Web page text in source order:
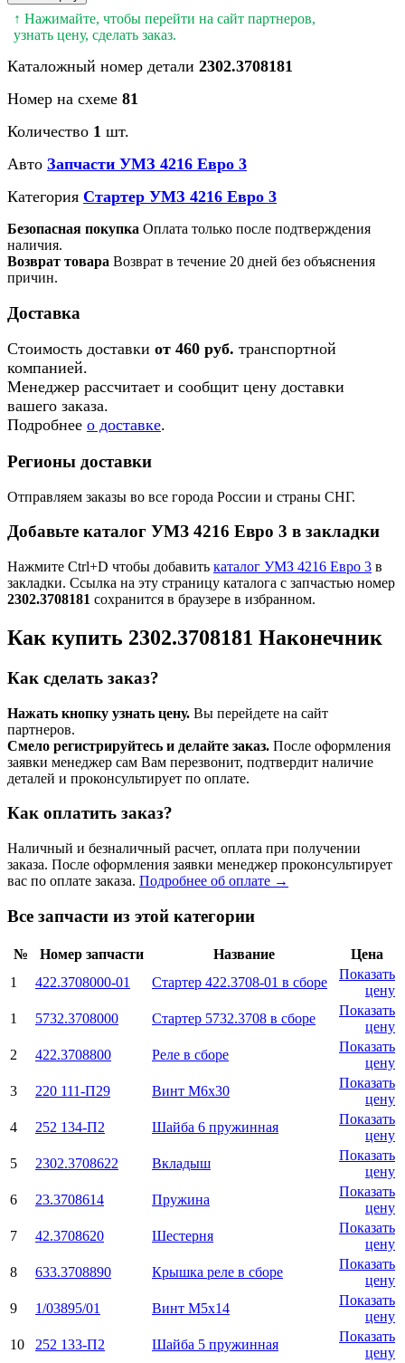
↑ Нажимайте, чтобы перейти на сайт партнеров,
узнать цену, сделать заказ.
Каталожный номер детали 2302.3708181
Номер на схеме 81
Количество 1 шт.
Авто Запчасти УМЗ 4216 Евро 3
Категория Стартер УМЗ 4216 Евро 3
Безопасная покупка Оплата только после подтверждения
наличия.
Возврат товара Возврат в течение 20 дней без объяснения
причин.
Доставка
Стоимость доставки от 460 руб. транспортной
компанией.
Менеджер рассчитает и сообщит цену доставки
вашего заказа.
Подробнее о доставке.
Регионы доставки
Отправляем заказы во все города России и страны СНГ.
Добавьте каталог УМЗ 4216 Евро 3 в закладки
Нажмите Ctrl+D чтобы добавить каталог УМЗ 4216 Евро 3 в
закладки. Ссылка на эту страницу каталога с запчастью номер
2302.3708181 сохранится в браузере в избранном.
Как купить 2302.3708181 Наконечник
Как сделать заказ?
Нажать кнопку узнать цену. Вы перейдете на сайт
партнеров.
Смело регистрируйтесь и делайте заказ. После оформления
заявки менеджер сам Вам перезвонит, подтвердит наличие
деталей и проконсультирует по оплате.
Как оплатить заказ?
Наличный и безналичный расчет, оплата при получении
заказа. После оформления заявки менеджер проконсультирует
вас по оплате заказа. Подробнее об оплате →
Все запчасти из этой категории
№ Номер запчасти Название
Цена
1
422.3708000-01 Стартер 422.3708-01 в сборе
Показать
цену
1
5732.3708000 Стартер 5732.3708 в сборе
Показать
цену
2
422.3708800 Реле в сборе
Показать
цену
3
220 111-П29 Винт М6х30
Показать
цену
4
252 134-П2 Шайба 6 пружинная
Показать
цену
5
2302.3708622 Вкладыш
Показать
цену
6
23.3708614 Пружина
Показать
цену
7
42.3708620 Шестерня
Показать
цену
8
633.3708890 Крышка реле в сборе
Показать
цену
9
1/03895/01 Винт М5х14
Показать
цену
10
252 133-П2 Шайба 5 пружинная
Показать
цену